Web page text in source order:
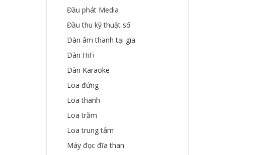
Đầu phát Media
Đầu thu kỹ thuật số
Dàn âm thanh tại gia
Dàn HiFi
Dàn Karaoke
Loa đứng
Loa thanh
Loa trầm
Loa trung tâm
Máy đọc đĩa than